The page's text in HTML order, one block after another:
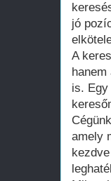
jó
A
is. Egy
amely